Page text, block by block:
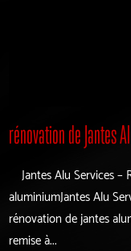
rénovation de Jantes
Jantes Alu Services
aluminiumJantes Alu
rénovation de jantes
remise à...